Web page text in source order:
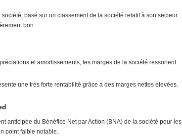
société, basé sur un classement de la société relatif à son secteur
bon.
et amortissements, les marges de la société ressortent
une très forte rentabilité grâce à des marges nettes élevées.
anticipée du Bénéfice Net par Action (BNA) de la société pour les
point faible notable.